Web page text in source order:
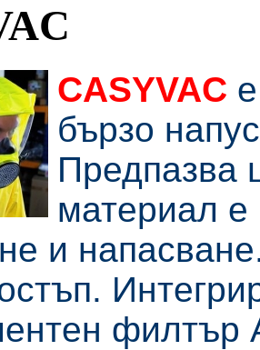
CASYVAC
бързо
Предпазва
материал е
и
филтър